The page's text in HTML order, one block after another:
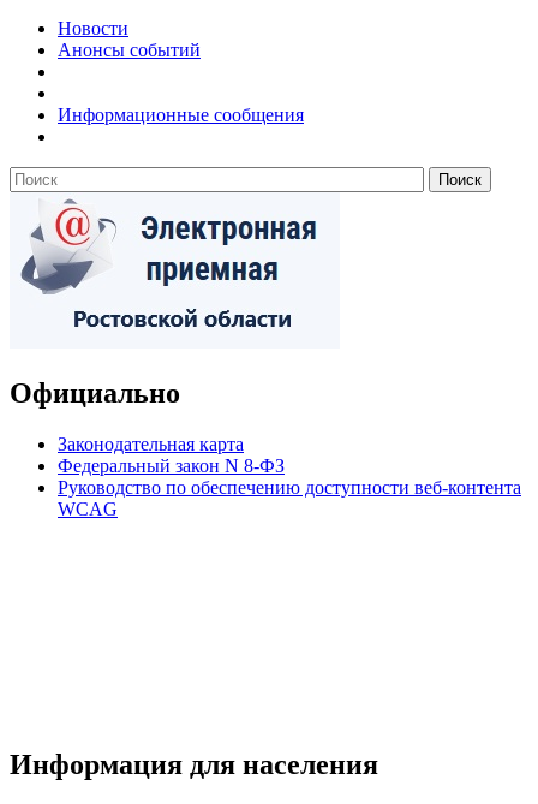
Новости
Анонсы событий
Информационные сообщения
Официально
Законодательная карта
Федеральный закон N 8-ФЗ
Руководство по обеспечению доступности веб-контента
WCAG
Информация для населения